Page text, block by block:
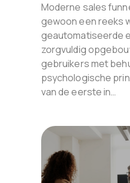
Moderne sales
gewoon een reeks
geautomatiseerde
zorgvuldig
gebruikers met
psychologische
van de eerste in…